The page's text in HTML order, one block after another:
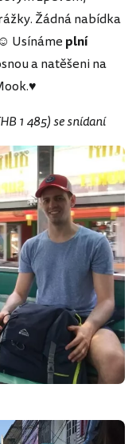
Žádná nabídka
Usínáme plní
a natěšeni na
1 485) se snídaní